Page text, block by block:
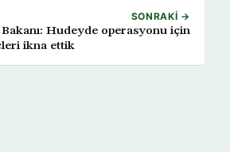
SONRAKI →
Bakanı: Hudeyde operasyonu için
ikna ettik